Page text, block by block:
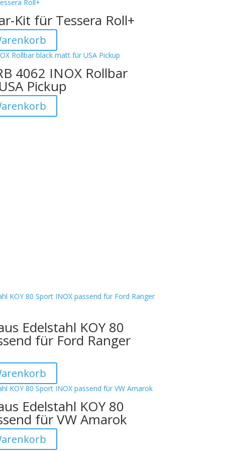
Kit für Tessera Roll+
4062 INOX Rollbar
Pickup
Edelstahl KOY 80
für Ford Ranger
Edelstahl KOY 80
für VW Amarok